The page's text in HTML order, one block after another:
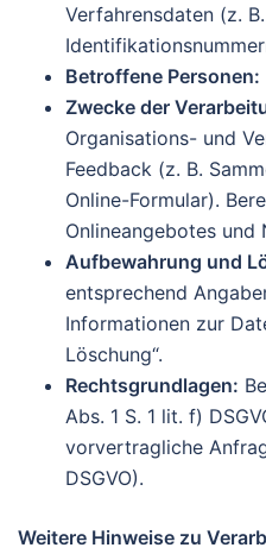
Verfahrensdaten (z.
Betroffene Personen:
Zwecke der
Organisations- und
Feedback (z. B.
Online-Formular).
Onlineangebotes
Aufbewahrung und
entsprechend
Informationen zur
Löschung“.
Rechtsgrundlagen:
Abs. 1 S. 1 lit. f)
vorvertragliche
DSGVO).
Weitere Hinweise zu